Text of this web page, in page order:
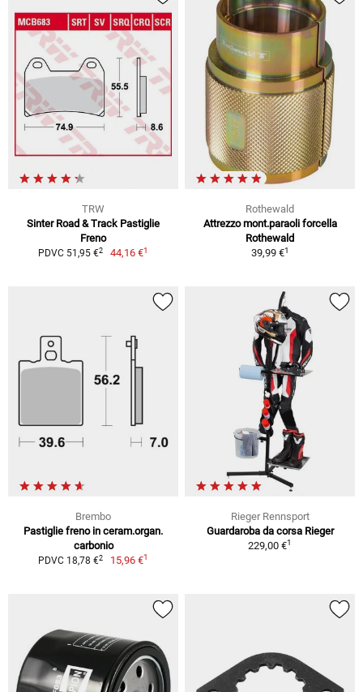
TRW
Sinter Road & Track Pastiglie
Freno
PDVC 51,95 €2 44,16 €1
Rothewald
Attrezzo mont.paraoli forcella
Rothewald
39,99 €1
Brembo
Pastiglie freno in ceram.organ.
carbonio
PDVC 18,78 €2 15,96 €1
Rieger Rennsport
Guardaroba da corsa Rieger
229,00 €1